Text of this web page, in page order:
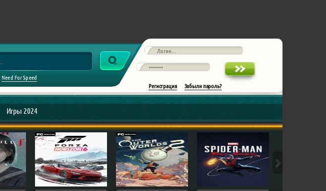
Need For Speed
Регистрация
Забыли пароль?
Игры 2024